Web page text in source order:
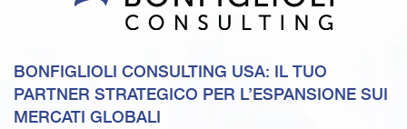
BONFIGLIOLI CONSULTING USA: IL TUO
PARTNER STRATEGICO PER L’ESPANSIONE SUI
MERCATI GLOBALI